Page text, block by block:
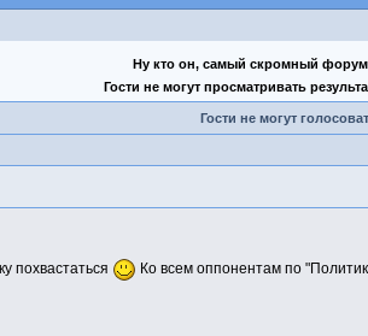
Ну кто он, самый скромный
Гости не могут просматривать
Гости не могут
похвастаться Ко всем оппонентам по